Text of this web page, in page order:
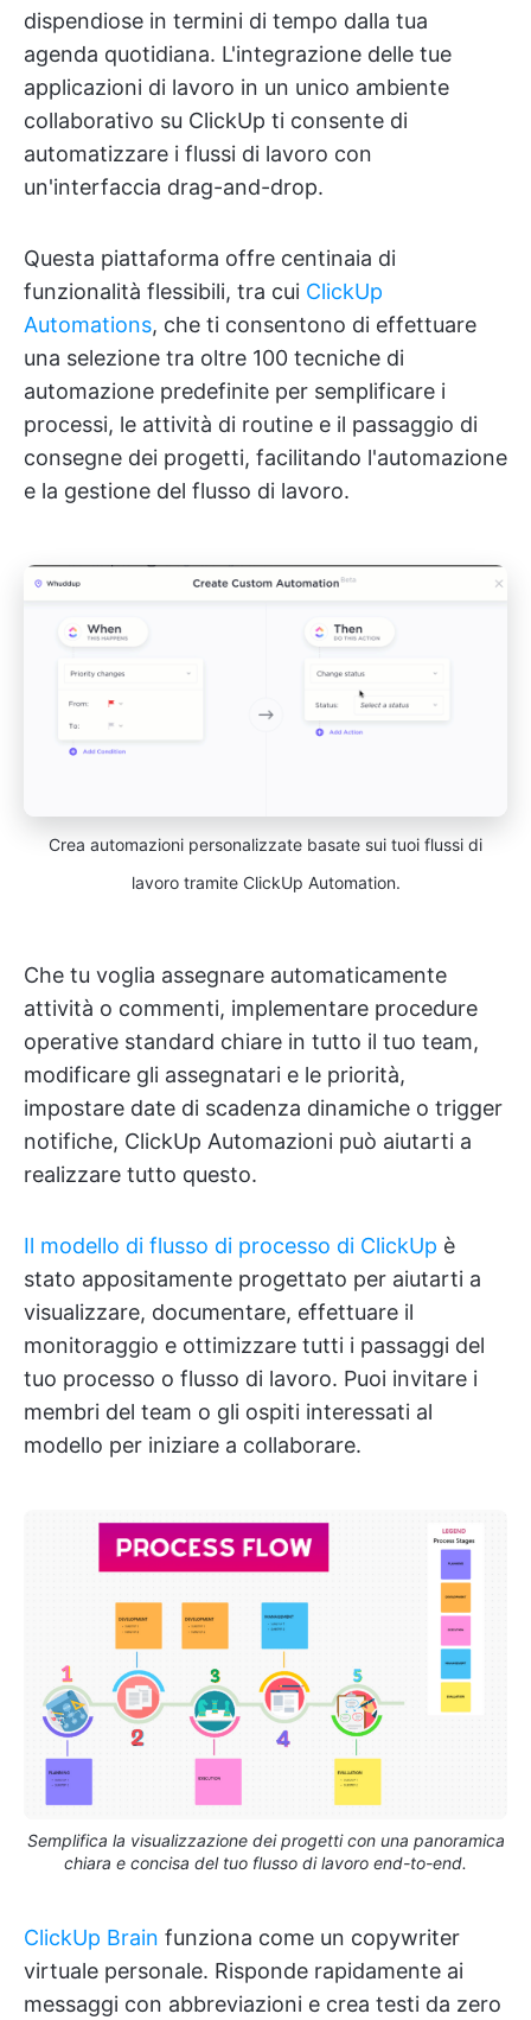
dispendiose in termini di tempo dalla tua
agenda quotidiana. L'integrazione delle tue
applicazioni di lavoro in un unico ambiente
collaborativo su ClickUp ti consente di
automatizzare i flussi di lavoro con
un'interfaccia drag-and-drop.
Questa piattaforma offre centinaia di
funzionalità flessibili, tra cui ClickUp
Automations, che ti consentono di effettuare
una selezione tra oltre 100 tecniche di
automazione predefinite per semplificare i
processi, le attività di routine e il passaggio di
consegne dei progetti, facilitando l'automazione
e la gestione del flusso di lavoro.
Crea automazioni personalizzate basate sui tuoi flussi di
lavoro tramite ClickUp Automation.
Che tu voglia assegnare automaticamente
attività o commenti, implementare procedure
operative standard chiare in tutto il tuo team,
modificare gli assegnatari e le priorità,
impostare date di scadenza dinamiche o trigger
notifiche, ClickUp Automazioni può aiutarti a
realizzare tutto questo.
Il modello di flusso di processo di ClickUp è
stato appositamente progettato per aiutarti a
visualizzare, documentare, effettuare il
monitoraggio e ottimizzare tutti i passaggi del
tuo processo o flusso di lavoro. Puoi invitare i
membri del team o gli ospiti interessati al
modello per iniziare a collaborare.
Semplifica la visualizzazione dei progetti con una panoramica
chiara e concisa del tuo flusso di lavoro end-to-end.
ClickUp Brain funziona come un copywriter
virtuale personale. Risponde rapidamente ai
messaggi con abbreviazioni e crea testi da zero